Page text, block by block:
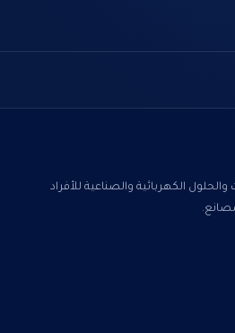
الكهربائية والصناعية للأفراد